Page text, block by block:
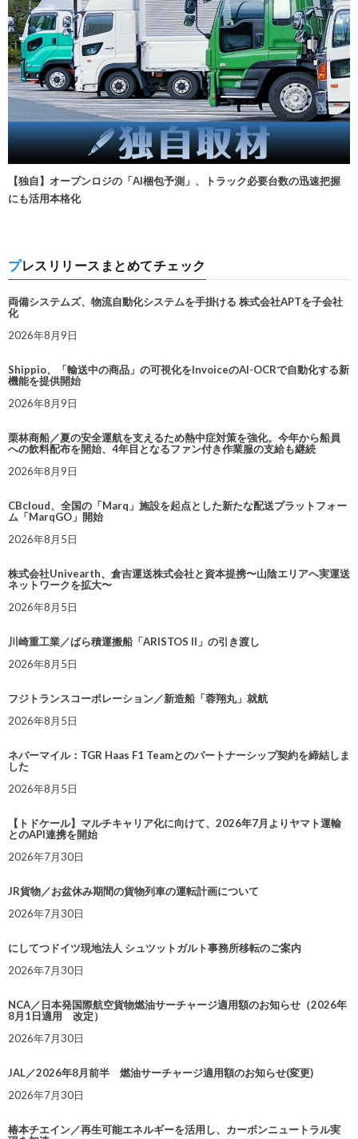
【独自】オープンロジの「AI梱包予測」、トラック必要台数の迅速把握
にも活用本格化
プレスリリースまとめてチェック
両備システムズ、物流自動化システムを手掛ける 株式会社APTを子会社
化
2026年8月9日
Shippio、「輸送中の商品」の可視化をInvoiceのAI-OCRで自動化する新
機能を提供開始
2026年8月9日
栗林商船／夏の安全運航を支えるため熱中症対策を強化。今年から船員
への飲料配布を開始、4年目となるファン付き作業服の支給も継続
2026年8月9日
CBcloud、全国の「Marq」施設を起点とした新たな配送プラットフォー
ム「MarqGO」開始
2026年8月5日
株式会社Univearth、倉吉運送株式会社と資本提携〜山陰エリアへ実運送
ネットワークを拡大〜
2026年8月5日
川崎重工業／ばら積運搬船「ARISTOS II」の引き渡し
2026年8月5日
フジトランスコーポレーション／新造船「蓉翔丸」就航
2026年8月5日
ネバーマイル：TGR Haas F1 Teamとのパートナーシップ契約を締結しま
した
2026年8月5日
【トドケール】マルチキャリア化に向けて、2026年7月よりヤマト運輸
とのAPI連携を開始
2026年7月30日
JR貨物／お盆休み期間の貨物列車の運転計画について
2026年7月30日
にしてつドイツ現地法人 シュツットガルト事務所移転のご案内
2026年7月30日
NCA／日本発国際航空貨物燃油サーチャージ適用額のお知らせ（2026年
8月1日適用 改定）
2026年7月30日
JAL／2026年8月前半 燃油サーチャージ適用額のお知らせ(変更)
2026年7月30日
椿本チエイン／再生可能エネルギーを活用し、カーボンニュートラル実